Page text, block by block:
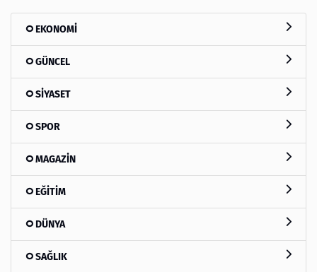
EKONOMİ
GÜNCEL
SİYASET
SPOR
MAGAZİN
EĞİTİM
DÜNYA
SAĞLIK